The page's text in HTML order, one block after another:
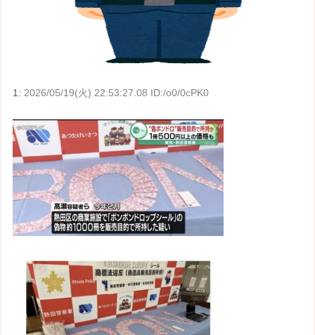
1: 2026/05/19(火) 22:53:27.08 ID:/o0/0cPK0